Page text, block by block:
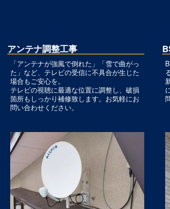
アンテナ調整工事
「アンテナが強風で倒れた」「雪で曲がっ
た」など、テレビの受信に不具合が生じた
場合もご安心を。
テレビの視聴に最適な位置に調整し、破損
箇所もしっかり補修致します。お気軽にお
問い合わせください。